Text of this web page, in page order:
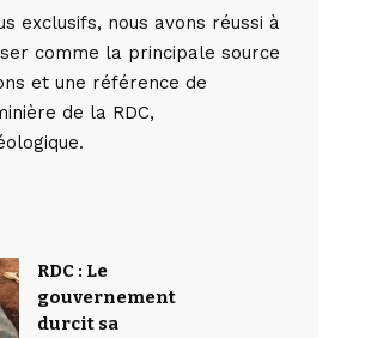
exclusifs, nous avons réussi à
comme la principale source
et une référence de
de la RDC,
RDC : Le
gouvernement
durcit sa